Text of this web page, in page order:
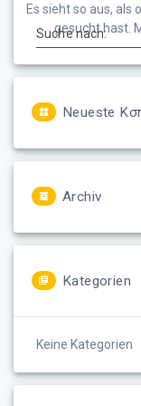
Es sieht so aus, als
gesucht hast.
Suche nach:
Neueste
Archiv
Kategorien
Keine Kategorien